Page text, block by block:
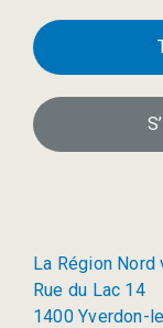
La Région Nord
Rue du Lac 14
1400 Yverdon-